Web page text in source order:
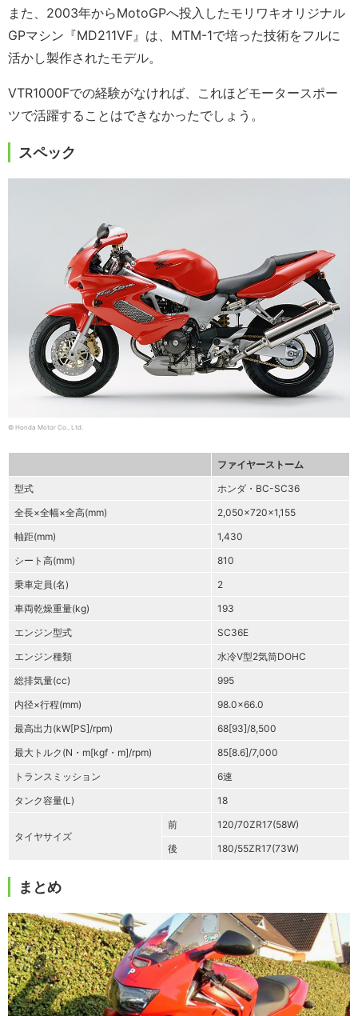
また、2003年からMotoGPへ投入したモリワキオリジナル
GPマシン『MD211VF』は、MTM-1で培った技術をフルに
活かし製作されたモデル。
VTR1000Fでの経験がなければ、これほどモータースポー
ツで活躍することはできなかったでしょう。
スペック
© Honda Motor Co., Ltd.
ファイヤーストーム
型式
ホンダ・BC-SC36
全長×全幅×全高(mm)
2,050×720×1,155
軸距(mm)
1,430
シート高(mm)
810
乗車定員(名)
2
車両乾燥重量(kg)
193
エンジン型式
SC36E
エンジン種類
水冷V型2気筒DOHC
総排気量(cc)
995
内径×行程(mm)
98.0×66.0
最高出力(kW[PS]/rpm)
68[93]/8,500
最大トルク(N・m[kgf・m]/rpm)
85[8.6]/7,000
トランスミッション
6速
タンク容量(L)
18
タイヤサイズ
前
120/70ZR17(58W)
後
180/55ZR17(73W)
まとめ